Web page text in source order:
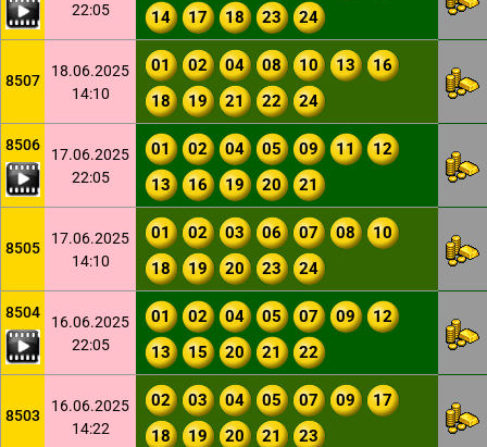
22:05
14
17 18 23 24
8507
18.06.2025
14:10
01 02 04 08 10 13
16
18
19 21 22 24
8506
17.06.2025
22:05
01 02 04 05 09 11
12
13
16 19 20 21
8505
17.06.2025
14:10
01 02 03 06 07 08
10
18
19 20 23 24
8504
16.06.2025
22:05
01 02 04 05 07 09
12
13
15 20 21 22
8503
16.06.2025
14:22
02 03 04 05 07 09
17
18
19 20 21 23